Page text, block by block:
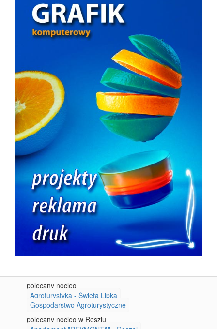
polecany nocleg
Agroturystyka - Święta Lipka
Gospodarstwo Agroturystyczne
polecany nocleg w Reszlu